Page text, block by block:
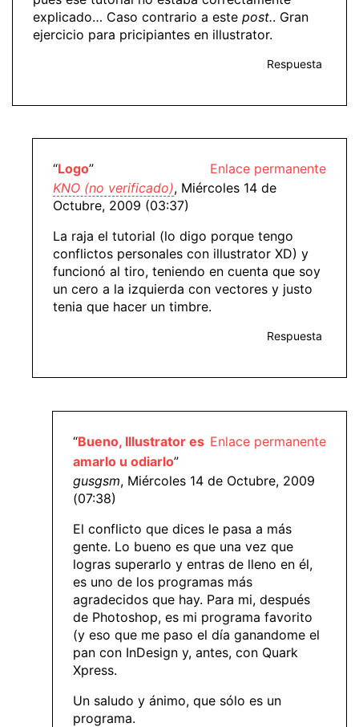
explicado… Caso contrario a este post.. Gran
ejercicio para pricipiantes en illustrator.
Respuesta
Enlace permanente
“Logo”
KNO (no verificado), Miércoles 14 de
Octubre, 2009 (03:37)
La raja el tutorial (lo digo porque tengo
conflictos personales con illustrator XD) y
funcionó al tiro, teniendo en cuenta que soy
un cero a la izquierda con vectores y justo
tenia que hacer un timbre.
Respuesta
Enlace permanente
“Bueno, Illustrator es
amarlo u odiarlo”
gusgsm, Miércoles 14 de Octubre, 2009
(07:38)
El conflicto que dices le pasa a más
gente. Lo bueno es que una vez que
logras superarlo y entras de lleno en él,
es uno de los programas más
agradecidos que hay. Para mi, después
de Photoshop, es mi programa favorito
(y eso que me paso el día ganandome el
pan con InDesign y, antes, con Quark
Xpress.
Un saludo y ánimo, que sólo es un
programa.